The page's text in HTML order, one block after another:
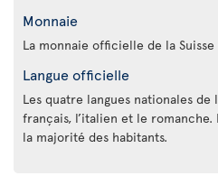
Monnaie
La monnaie officielle de la
Langue officielle
Les quatre langues nationales de
français, l’italien et le romanche.
la majorité des habitants.